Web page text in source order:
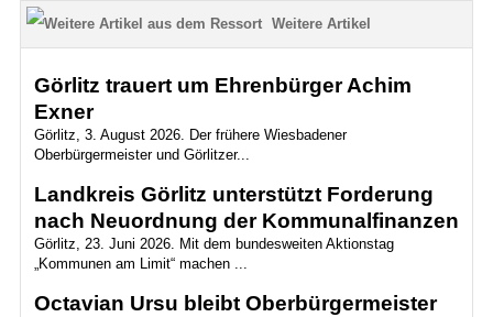
Weitere Artikel
Görlitz trauert um Ehrenbürger Achim
Exner
Görlitz, 3. August 2026. Der frühere Wiesbadener
Oberbürgermeister und Görlitzer...
Landkreis Görlitz unterstützt Forderung
nach Neuordnung der Kommunalfinanzen
Görlitz, 23. Juni 2026. Mit dem bundesweiten Aktionstag
„Kommunen am Limit“ machen ...
Octavian Ursu bleibt Oberbürgermeister